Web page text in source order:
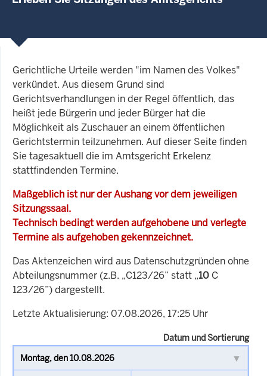
Gerichtliche Urteile werden "im Namen des Volkes"
verkündet. Aus diesem Grund sind
Gerichtsverhandlungen in der Regel öffentlich, das
heißt jede Bürgerin und jeder Bürger hat die
Möglichkeit als Zuschauer an einem öffentlichen
Gerichtstermin teilzunehmen. Auf dieser Seite finden
Sie tagesaktuell die im Amtsgericht Erkelenz
stattfindenden Termine.
Maßgeblich ist nur der Aushang vor dem jeweiligen
Sitzungssaal.
Technisch bedingt werden aufgehobene und verlegte
Termine als aufgehoben gekennzeichnet.
Das Aktenzeichen wird aus Datenschutzgründen ohne
Abteilungsnummer (z.B. „C123/26” statt „10 C
123/26”) dargestellt.
Letzte Aktualisierung: 07.08.2026, 17:25 Uhr
Datum und Sortierung